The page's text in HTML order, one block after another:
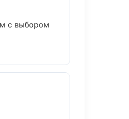
с выбором